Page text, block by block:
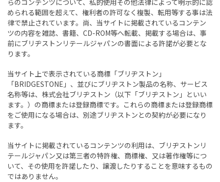
らのコンテンツについて、私的使用その他法律によって明示的に認
められる範囲を超えて、権利者の許可なく複製、転用等する事は法
律で禁止されています。尚、当サイトに掲載されているコンテン
ツの内容を雑誌、書籍、CD-ROM等へ転載、掲載する場合は、事
前にブリヂストンリテールジャパンの書面による許諾が必要とな
ります。
当サイト上で表示されている商標「ブリヂストン」
「BRIDGESTONE」、並びにブリヂストン製品の名称、サービス
名称等は、株式会社ブリヂストン（以下「ブリヂストン」といい
ます。）の商標または登録商標です。これらの商標または登録商標
をご使用になる場合は、別途ブリヂストンとの契約が必要になり
ます。
当サイトに掲載されているコンテンツの利用は、ブリヂストンリ
テールジャパン又は第三者の特許権、商標権、又は著作権等につ
いて、その使用を許諾したり、譲渡したりすることを意味するもの
ではありません。